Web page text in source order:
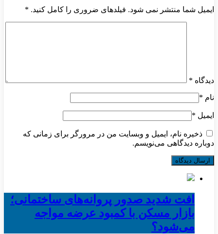
ایمیل شما منتشر نمی شود. فیلدهای ضروری را کامل کنید. *
دیدگاه *
نام *
ایمیل *
ذخیره نام، ایمیل و وبسایت من در مرورگر برای زمانی که
دوباره دیدگاهی می‌نویسم.
افت شدید صدور پروانه‌های ساختمانی؛
بازار مسکن با کمبود عرضه مواجه
می‌شود؟